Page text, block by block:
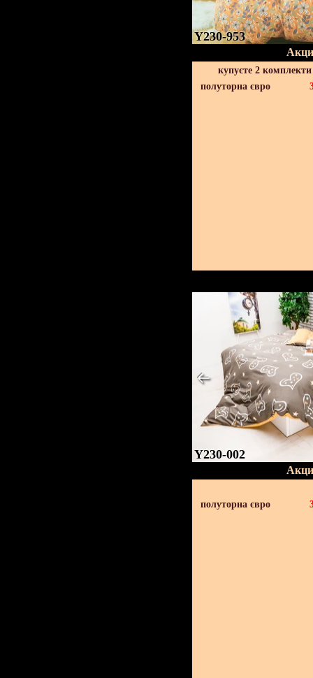
Y230-953
купуєте 2
полуторна євро
Y230-002
полуторна євро